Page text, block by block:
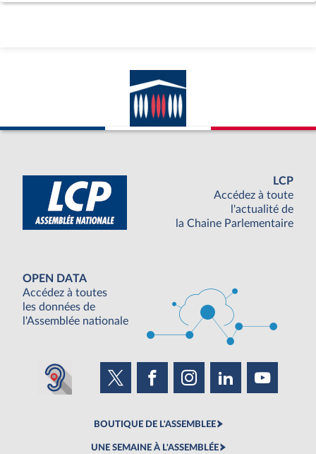
LCP
Accédez à toute
l'actualité de
la Chaine Parlementaire
OPEN DATA
Accédez à toutes
les données de
l'Assemblée nationale
BOUTIQUE DE L'ASSEMBLEE
UNE SEMAINE À L'ASSEMBLÉE